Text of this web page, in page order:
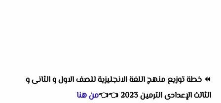
⏪ خطة توزيع منهج اللغة الانجليزية للصف الاول و الثانى و
الثالث الإعدادى الترمين 2023
👈
👈من هنا